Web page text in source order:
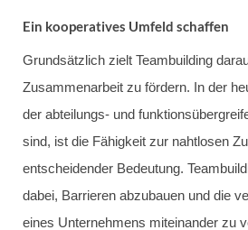
Ein kooperatives Umfeld schaffen
Grundsätzlich zielt Teambuilding
Zusammenarbeit zu fördern. In der
der abteilungs- und
sind, ist die Fähigkeit zur nahtlosen
entscheidender Bedeutung.
dabei, Barrieren abzubauen und die
eines Unternehmens miteinander zu